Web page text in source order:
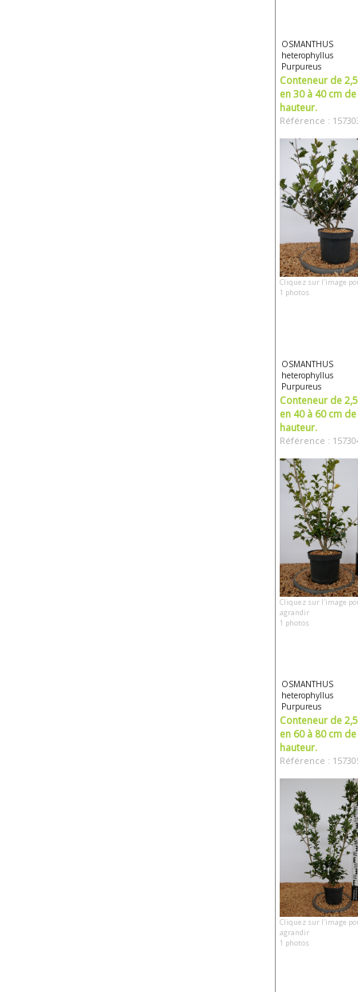
OSMANTHUS
heterophyllus
Purpureus
Conteneur de
en 30 à 40 cm de
hauteur.
Référence :
Cliquez sur l'image
1 photos
OSMANTHUS
heterophyllus
Purpureus
Conteneur de
en 40 à 60 cm de
hauteur.
Référence :
Cliquez sur l'image
agrandir
1 photos
OSMANTHUS
heterophyllus
Purpureus
Conteneur de
en 60 à 80 cm de
hauteur.
Référence :
Cliquez sur l'image
agrandir
1 photos